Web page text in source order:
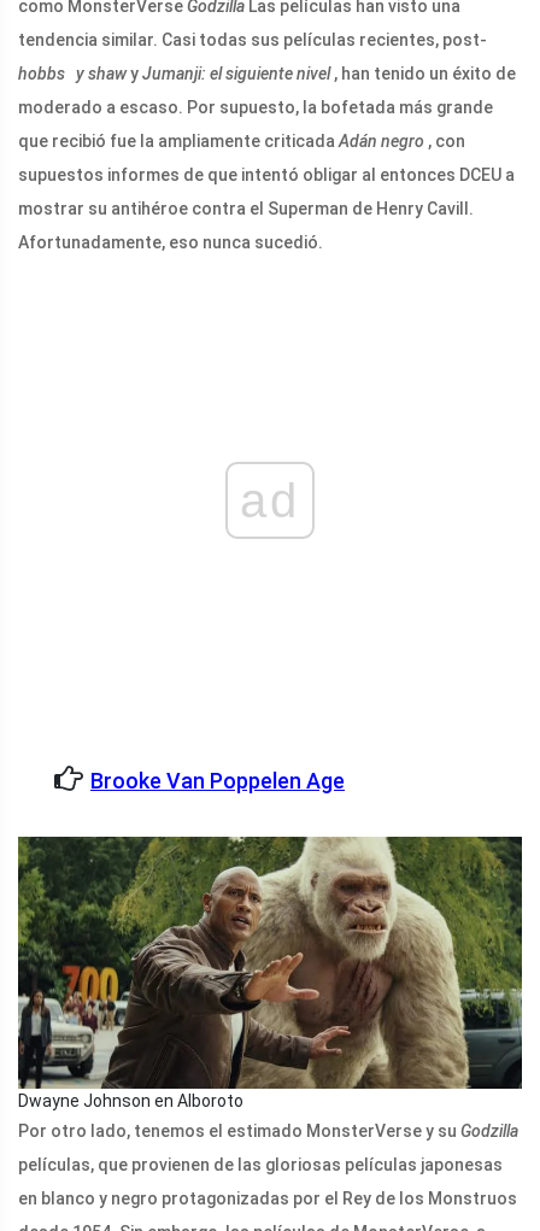
como MonsterVerseGodzilla Las películas han visto una
tendencia similar. Casi todas sus películas recientes, post-
hobbs y shawyJumanji: el siguiente nivel, han tenido un éxito de
moderado a escaso. Por supuesto, la bofetada más grande
que recibió fue la ampliamente criticadaAdán negro , con
supuestos informes de que intentó obligar al entonces DCEU a
mostrar su antihéroe contra el Superman de Henry Cavill.
Afortunadamente, eso nunca sucedió.
ad
Brooke Van Poppelen Age
Dwayne Johnson en Alboroto
Por otro lado, tenemos el estimado MonsterVerse y su Godzilla
películas, que provienen de las gloriosas películas japonesas
en blanco y negro protagonizadas por el Rey de los Monstruos